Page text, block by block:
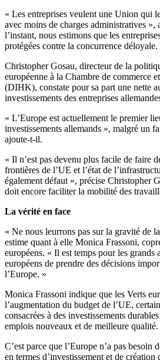
« Les entreprises veulent une Union qui
avec moins de charges administratives »,
l’instant, nous estimons que les
protégées contre la concurrence déloyale.
Christopher Gosau, directeur de la
européenne à la Chambre de commerce
(DIHK), constate pour sa part une nette
investissements des entreprises
« L’Europe est actuellement le premier
investissements allemands », malgré un
ajoute-t-il.
« Il n’est pas devenu plus facile de faire
frontières de l’UE et l’état de
également défaut », précise Christopher
doit encore faciliter la mobilité des
La vérité en face
« Ne nous leurrons pas sur la gravité de
estime quant à elle Monica Frassoni,
européens. « Il est temps pour les grands
européens de prendre des décisions
l’Europe. »
Monica Frassoni indique que les Verts
l’augmentation du budget de l’UE,
consacrées à des investissements
emplois nouveaux et de meilleure qualité.
C’est parce que l’Europe n’a pas besoin
en termes d’investissement et de création